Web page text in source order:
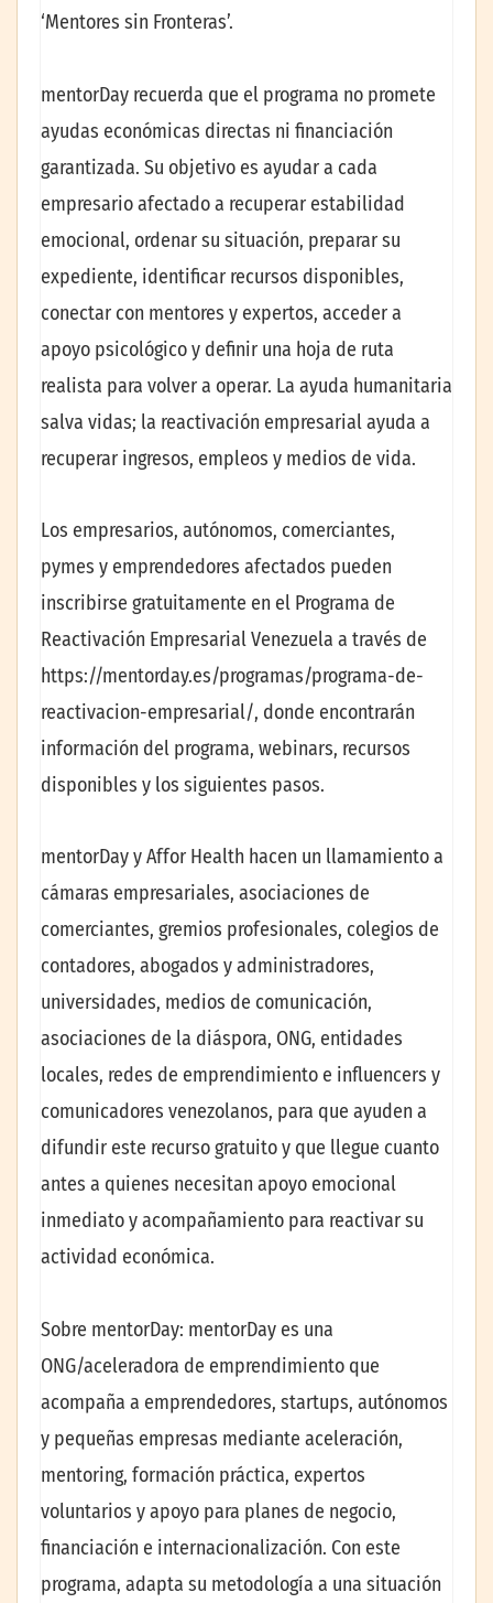
‘Mentores sin Fronteras’.
mentorDay recuerda que el programa no promete
ayudas económicas directas ni financiación
garantizada. Su objetivo es ayudar a cada
empresario afectado a recuperar estabilidad
emocional, ordenar su situación, preparar su
expediente, identificar recursos disponibles,
conectar con mentores y expertos, acceder a
apoyo psicológico y definir una hoja de ruta
realista para volver a operar. La ayuda humanitaria
salva vidas; la reactivación empresarial ayuda a
recuperar ingresos, empleos y medios de vida.
Los empresarios, autónomos, comerciantes,
pymes y emprendedores afectados pueden
inscribirse gratuitamente en el Programa de
Reactivación Empresarial Venezuela a través de
https://mentorday.es/programas/programa-de-
reactivacion-empresarial/, donde encontrarán
información del programa, webinars, recursos
disponibles y los siguientes pasos.
mentorDay y Affor Health hacen un llamamiento a
cámaras empresariales, asociaciones de
comerciantes, gremios profesionales, colegios de
contadores, abogados y administradores,
universidades, medios de comunicación,
asociaciones de la diáspora, ONG, entidades
locales, redes de emprendimiento e influencers y
comunicadores venezolanos, para que ayuden a
difundir este recurso gratuito y que llegue cuanto
antes a quienes necesitan apoyo emocional
inmediato y acompañamiento para reactivar su
actividad económica.
Sobre mentorDay: mentorDay es una
ONG/aceleradora de emprendimiento que
acompaña a emprendedores, startups, autónomos
y pequeñas empresas mediante aceleración,
mentoring, formación práctica, expertos
voluntarios y apoyo para planes de negocio,
financiación e internacionalización. Con este
programa, adapta su metodología a una situación